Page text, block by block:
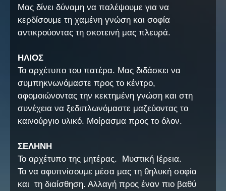
Μας δίνει δύναμη να παλέψουμε για να
κερδίσουμε τη χαμένη γνώση και σοφία
αντικρούοντας τη σκοτεινή μας πλευρά.
ΗΛΙΟΣ
Το αρχέτυπο του πατέρα. Μας διδάσκει να
συμπηκνωνόμαστε προς το κέντρο,
αφομοιώνοντας την κεκτημένη γνώση και στη
συνέχεια να ξεδιπλωνόμαστε μαζεύοντας το
καινούργιο υλικό. Μοίρασμα προς το όλον.
ΣΕΛΗΝΗ
Το αρχέτυπο της μητέρας. Μυστική Ιέρεια.
Το να αφυπνίσουμε μέσα μας τη θηλυκή σοφία
και τη διαίσθηση. Αλλαγή προς έναν πιο βαθύ